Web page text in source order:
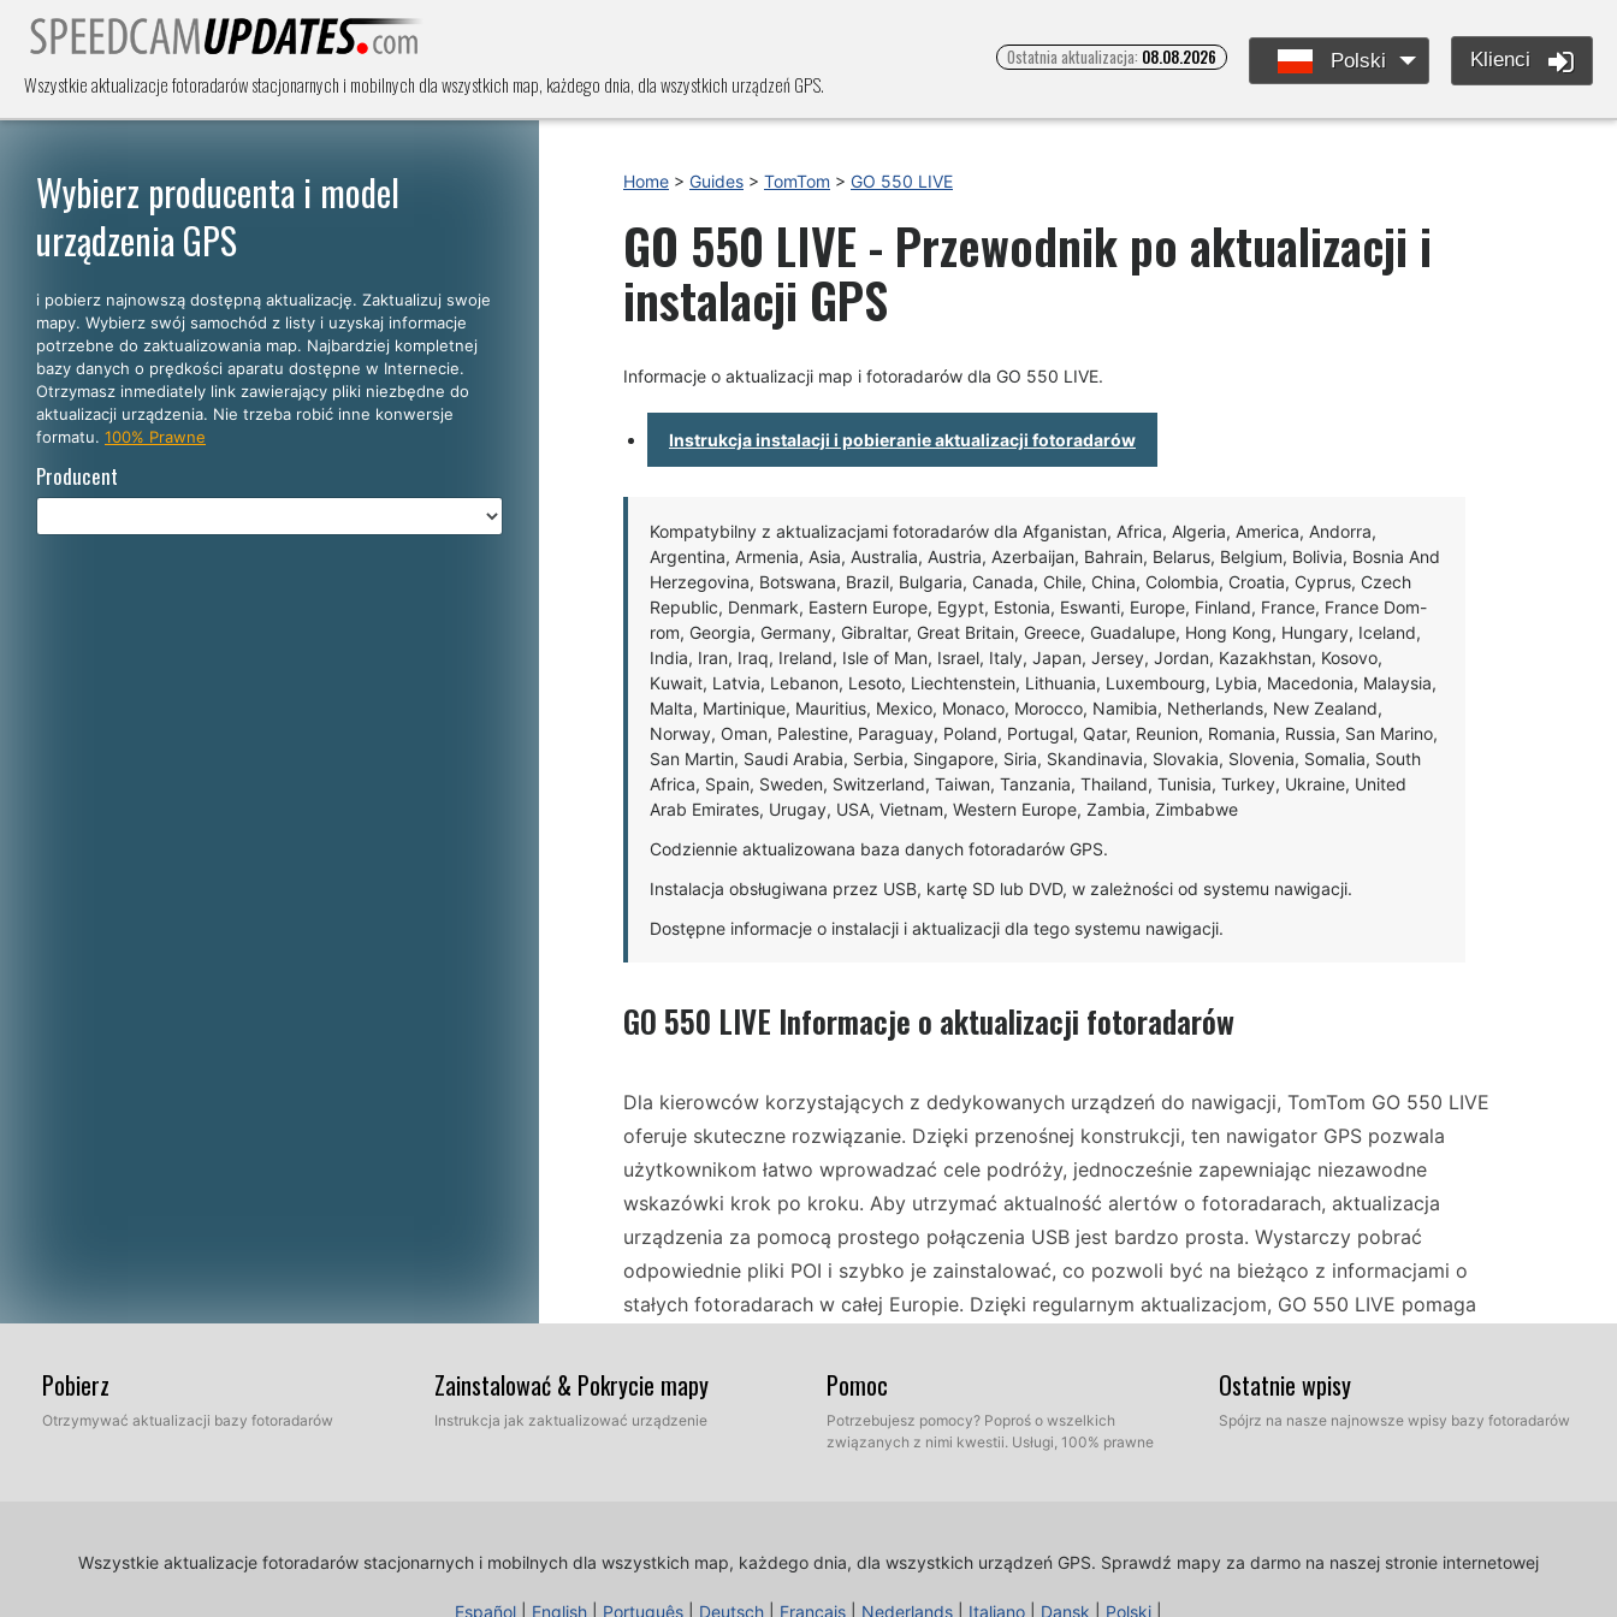
Wszystkie aktualizacje fotoradarów stacjonarnych i mobilnych dla wszystkich map, każdego dnia, dla wszystkich urządzeń GPS.
Ostatnia aktualizacja: 08.08.2026 Polski Klienci
Wybierz producenta i model
urządzenia GPS
i pobierz najnowszą dostępną aktualizację. Zaktualizuj swoje
mapy. Wybierz swój samochód z listy i uzyskaj informacje
potrzebne do zaktualizowania map. Najbardziej kompletnej
bazy danych o prędkości aparatu dostępne w Internecie.
Otrzymasz inmediately link zawierający pliki niezbędne do
aktualizacji urządzenia. Nie trzeba robić inne konwersje
formatu. 100% Prawne
Producent
Home > Guides > TomTom > GO 550 LIVE
GO 550 LIVE - Przewodnik po aktualizacji i
instalacji GPS
Informacje o aktualizacji map i fotoradarów dla GO 550 LIVE.
Instrukcja instalacji i pobieranie aktualizacji fotoradarów
Kompatybilny z aktualizacjami fotoradarów dla Afganistan, Africa, Algeria, America, Andorra,
Argentina, Armenia, Asia, Australia, Austria, Azerbaijan, Bahrain, Belarus, Belgium, Bolivia, Bosnia And
Herzegovina, Botswana, Brazil, Bulgaria, Canada, Chile, China, Colombia, Croatia, Cyprus, Czech
Republic, Denmark, Eastern Europe, Egypt, Estonia, Eswanti, Europe, Finland, France, France Dom-
rom, Georgia, Germany, Gibraltar, Great Britain, Greece, Guadalupe, Hong Kong, Hungary, Iceland,
India, Iran, Iraq, Ireland, Isle of Man, Israel, Italy, Japan, Jersey, Jordan, Kazakhstan, Kosovo,
Kuwait, Latvia, Lebanon, Lesoto, Liechtenstein, Lithuania, Luxembourg, Lybia, Macedonia, Malaysia,
Malta, Martinique, Mauritius, Mexico, Monaco, Morocco, Namibia, Netherlands, New Zealand,
Norway, Oman, Palestine, Paraguay, Poland, Portugal, Qatar, Reunion, Romania, Russia, San Marino,
San Martin, Saudi Arabia, Serbia, Singapore, Siria, Skandinavia, Slovakia, Slovenia, Somalia, South
Africa, Spain, Sweden, Switzerland, Taiwan, Tanzania, Thailand, Tunisia, Turkey, Ukraine, United
Arab Emirates, Urugay, USA, Vietnam, Western Europe, Zambia, Zimbabwe
Codziennie aktualizowana baza danych fotoradarów GPS.
Instalacja obsługiwana przez USB, kartę SD lub DVD, w zależności od systemu nawigacji.
Dostępne informacje o instalacji i aktualizacji dla tego systemu nawigacji.
GO 550 LIVE Informacje o aktualizacji fotoradarów
Dla kierowców korzystających z dedykowanych urządzeń do nawigacji, TomTom GO 550 LIVE
oferuje skuteczne rozwiązanie. Dzięki przenośnej konstrukcji, ten nawigator GPS pozwala
użytkownikom łatwo wprowadzać cele podróży, jednocześnie zapewniając niezawodne
wskazówki krok po kroku. Aby utrzymać aktualność alertów o fotoradarach, aktualizacja
urządzenia za pomocą prostego połączenia USB jest bardzo prosta. Wystarczy pobrać
odpowiednie pliki POI i szybko je zainstalować, co pozwoli być na bieżąco z informacjami o
stałych fotoradarach w całej Europie. Dzięki regularnym aktualizacjom, GO 550 LIVE pomaga
Podróżowanie po Europie samochodem może być satysfakcjonującym doświadczeniem,
zwłaszcza korzystając z TomTom GO 550 LIVE do nawigacji. To urządzenie zapewnia jasne
komputera przez USB, aby pobrać nowe pliki POI. Proces ten jest prosty i pozwala skupić się na
Pobierz
Otrzymywać aktualizacji bazy fotoradarów
Zainstalować & Pokrycie mapy
Instrukcja jak zaktualizować urządzenie
Pomoc
Potrzebujesz pomocy? Poproś o wszelkich
związanych z nimi kwestii. Usługi, 100% prawne
Ostatnie wpisy
Spójrz na nasze najnowsze wpisy bazy fotoradarów
Wszystkie aktualizacje fotoradarów stacjonarnych i mobilnych dla wszystkich map, każdego dnia, dla wszystkich urządzeń GPS. Sprawdź mapy za darmo na naszej stronie internetowej
Español English Português Deutsch Français Nederlands Italiano Dansk Polski